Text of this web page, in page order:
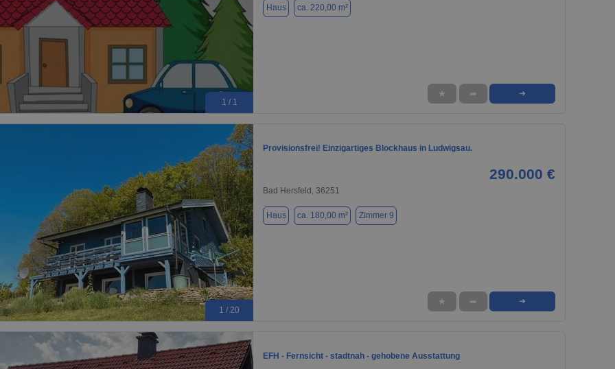
1 / 1
Haus ca. 220,00 m²
★ ➦ ➜
1 / 20
Provisionsfrei! Einzigartiges Blockhaus in Ludwigsau.
290.000 €
Bad Hersfeld, 36251
Haus ca. 180,00 m² Zimmer 9
★ ➦ ➜
EFH - Fernsicht - stadtnah - gehobene Ausstattung